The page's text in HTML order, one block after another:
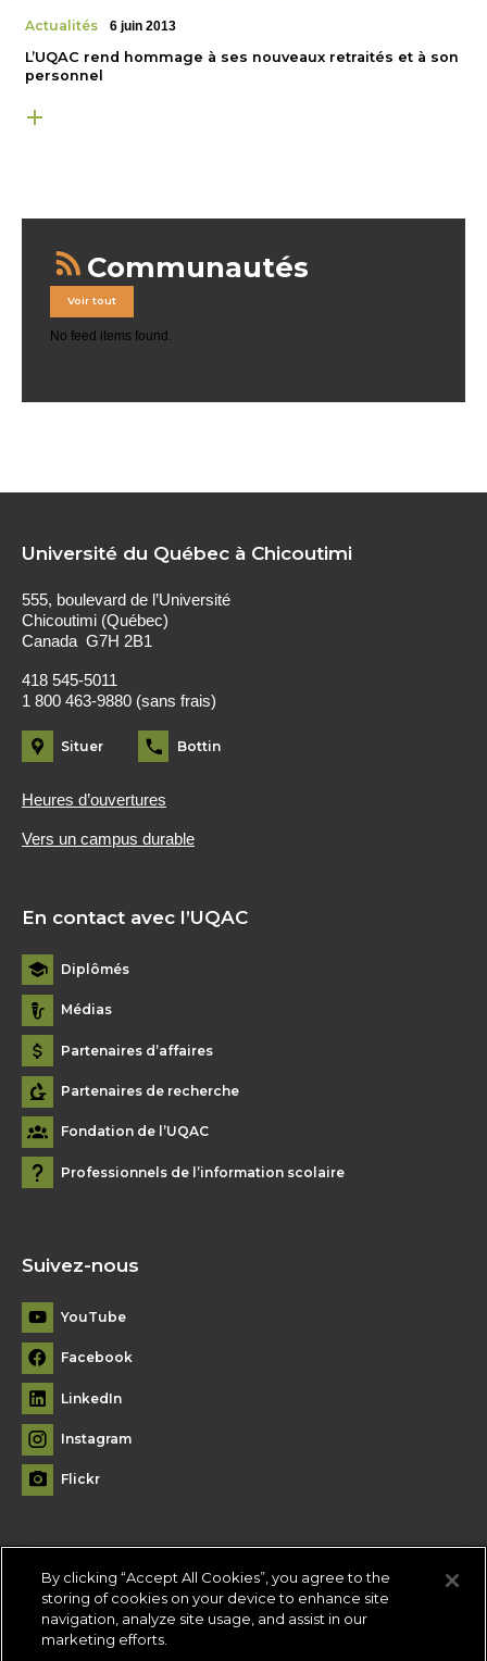
Actualités 6 juin 2013
L’UQAC rend hommage à ses nouveaux retraités et à son
personnel
Communautés
Voir tout
No feed items found.
Université du Québec à Chicoutimi
555, boulevard de l’Université
Chicoutimi (Québec)
Canada G7H 2B1
418 545-5011
1 800 463-9880 (sans frais)
Situer Bottin
Heures d’ouvertures
Vers un campus durable
En contact avec l’UQAC
Diplômés
Médias
Partenaires d’affaires
Partenaires de recherche
Fondation de l’UQAC
Professionnels de l’information scolaire
Suivez-nous
YouTube
Facebook
LinkedIn
Instagram
Flickr
Plan du site
Conditions d'utilisation
By clicking “Accept All Cookies”, you agree to the
storing of cookies on your device to enhance site
navigation, analyze site usage, and assist in our
marketing efforts.